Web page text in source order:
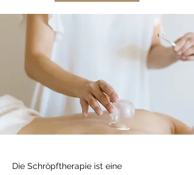
Die Schröpftherapie ist eine